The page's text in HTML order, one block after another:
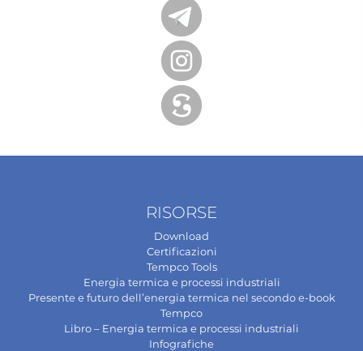
RISORSE
Download
Certificazioni
Tempco Tools
Energia termica e processi industriali
Presente e futuro dell’energia termica nel secondo e-book
Tempco
Libro – Energia termica e processi industriali
Infografiche